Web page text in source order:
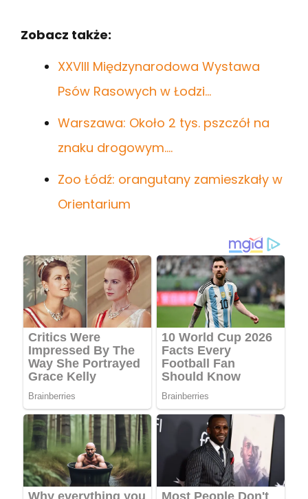
Zobacz także:
XXVIII Międzynarodowa Wystawa
Psów Rasowych w Łodzi…
Warszawa: Około 2 tys. pszczół na
znaku drogowym.…
Zoo Łódź: orangutany zamieszkały w
Orientarium